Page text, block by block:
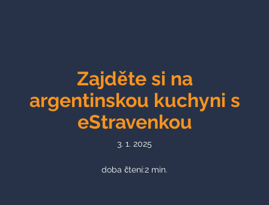
Zajděte si na
argentinskou kuchyni s
eStravenkou
doba čtení: min.